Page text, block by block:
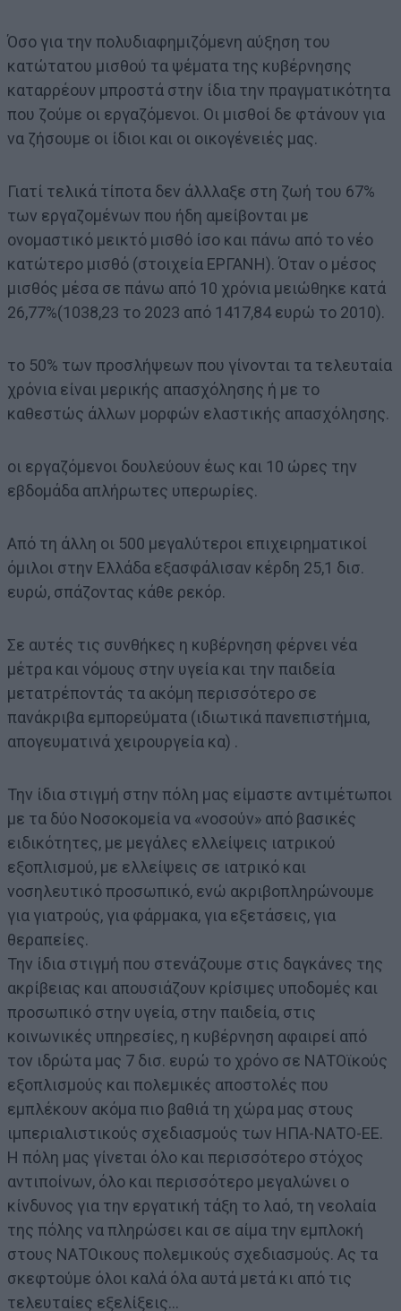
Όσο για την πολυδιαφημιζόμενη αύξηση του
κατώτατου μισθού τα ψέματα της κυβέρνησης
καταρρέουν μπροστά στην ίδια την πραγματικότητα
που ζούμε οι εργαζόμενοι. Οι μισθοί δε φτάνουν για
να ζήσουμε οι ίδιοι και οι οικογένειές μας.
Γιατί τελικά τίποτα δεν άλλλαξε στη ζωή του 67%
των εργαζομένων που ήδη αμείβονται με
ονομαστικό μεικτό μισθό ίσο και πάνω από το νέο
κατώτερο μισθό (στοιχεία ΕΡΓΑΝΗ). Όταν ο μέσος
μισθός μέσα σε πάνω από 10 χρόνια μειώθηκε κατά
26,77%(1038,23 το 2023 από 1417,84 ευρώ το 2010).
το 50% των προσλήψεων που γίνονται τα τελευταία
χρόνια είναι μερικής απασχόλησης ή με το
καθεστώς άλλων μορφών ελαστικής απασχόλησης.
οι εργαζόμενοι δουλεύουν έως και 10 ώρες την
εβδομάδα απλήρωτες υπερωρίες.
Από τη άλλη οι 500 μεγαλύτεροι επιχειρηματικοί
όμιλοι στην Ελλάδα εξασφάλισαν κέρδη 25,1 δισ.
ευρώ, σπάζοντας κάθε ρεκόρ.
Σε αυτές τις συνθήκες η κυβέρνηση φέρνει νέα
μέτρα και νόμους στην υγεία και την παιδεία
μετατρέποντάς τα ακόμη περισσότερο σε
πανάκριβα εμπορεύματα (ιδιωτικά πανεπιστήμια,
απογευματινά χειρουργεία κα) .
Την ίδια στιγμή στην πόλη μας είμαστε αντιμέτωποι
με τα δύο Νοσοκομεία να «νοσούν» από βασικές
ειδικότητες, με μεγάλες ελλείψεις ιατρικού
εξοπλισμού, με ελλείψεις σε ιατρικό και
νοσηλευτικό προσωπικό, ενώ ακριβοπληρώνουμε
για γιατρούς, για φάρμακα, για εξετάσεις, για
θεραπείες.
Την ίδια στιγμή που στενάζουμε στις δαγκάνες της
ακρίβειας και απουσιάζουν κρίσιμες υποδομές και
προσωπικό στην υγεία, στην παιδεία, στις
κοινωνικές υπηρεσίες, η κυβέρνηση αφαιρεί από
τον ιδρώτα μας 7 δισ. ευρώ το χρόνο σε ΝΑΤΟϊκούς
εξοπλισμούς και πολεμικές αποστολές που
εμπλέκουν ακόμα πιο βαθιά τη χώρα μας στους
ιμπεριαλιστικούς σχεδιασμούς των ΗΠΑ-ΝΑΤΟ-ΕΕ.
Η πόλη μας γίνεται όλο και περισσότερο στόχος
αντιποίνων, όλο και περισσότερο μεγαλώνει ο
κίνδυνος για την εργατική τάξη το λαό, τη νεολαία
της πόλης να πληρώσει και σε αίμα την εμπλοκή
στους ΝΑΤΟικους πολεμικούς σχεδιασμούς. Ας τα
σκεφτούμε όλοι καλά όλα αυτά μετά κι από τις
τελευταίες εξελίξεις…